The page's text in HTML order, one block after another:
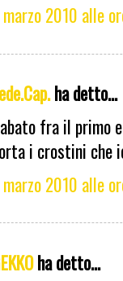
2010 alle
ha detto...
fra il primo
i crostini che
2010 alle
ha detto...